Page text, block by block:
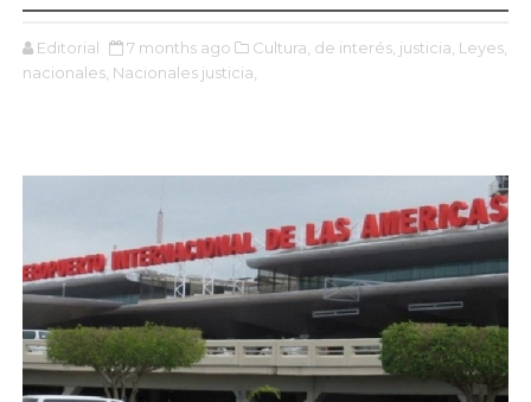
Editorial 7 months ago Cultura, de interés, justicia, Leyes,
nacionales, Nacionales justicia,